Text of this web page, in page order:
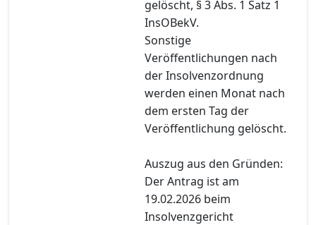
gelöscht, § 3 Abs. 1 Satz 1
InsOBekV.
Sonstige
Veröffentlichungen nach
der Insolvenzordnung
werden einen Monat nach
dem ersten Tag der
Veröffentlichung gelöscht.
Auszug aus den Gründen:
Der Antrag ist am
19.02.2026 beim
Insolvenzgericht